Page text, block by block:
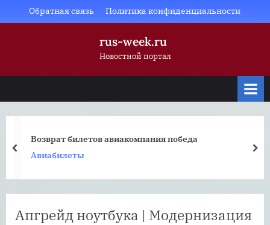
to
Обратная связь Политика конфиденциальности
rus-week.ru
Новостной портал
Возврат билетов авиакомпания победа
Авиабилеты
prev
Апгрейд ноутбука | Модернизация